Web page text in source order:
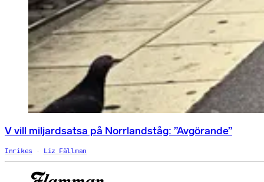
V vill miljardsatsa på Norrlandståg: ”Avgörande”
Inrikes Liz Fällman